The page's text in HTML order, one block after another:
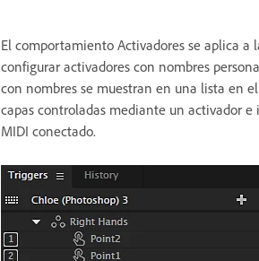
El comportamiento Activadores se aplica
configurar activadores con nombres
con nombres se muestran en una lista en
capas controladas mediante un activador
MIDI conectado.